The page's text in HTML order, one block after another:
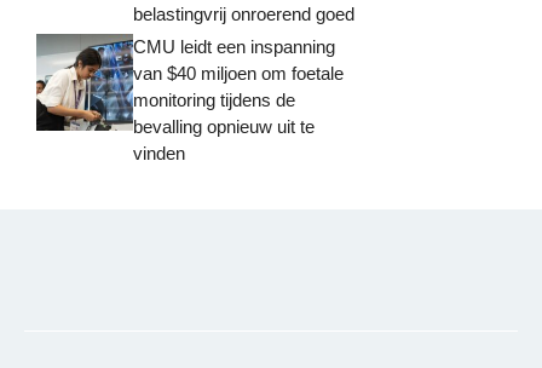
belastingvrij onroerend goed
CMU leidt een inspanning
van $40 miljoen om foetale
monitoring tijdens de
bevalling opnieuw uit te
vinden